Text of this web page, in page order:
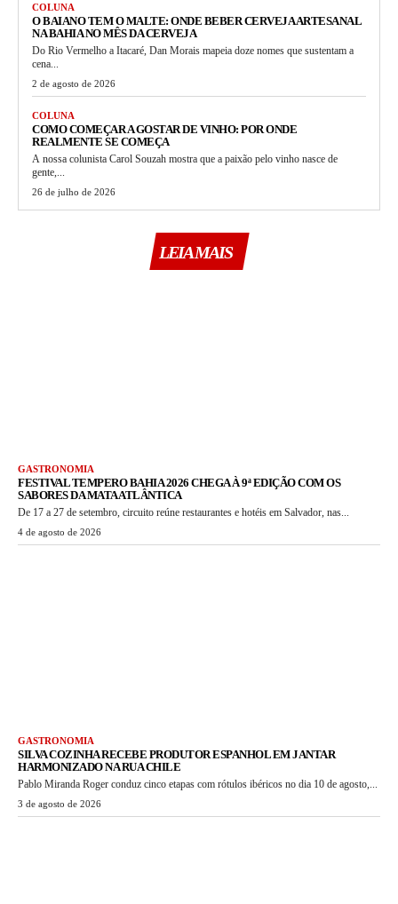
COLUNA
O BAIANO TEM O MALTE: ONDE BEBER CERVEJA ARTESANAL
NA BAHIA NO MÊS DA CERVEJA
Do Rio Vermelho a Itacaré, Dan Morais mapeia doze nomes que sustentam a
cena...
2 de agosto de 2026
COLUNA
COMO COMEÇAR A GOSTAR DE VINHO: POR ONDE
REALMENTE SE COMEÇA
A nossa colunista Carol Souzah mostra que a paixão pelo vinho nasce de
gente,...
26 de julho de 2026
LEIA MAIS
GASTRONOMIA
FESTIVAL TEMPERO BAHIA 2026 CHEGA À 9ª EDIÇÃO COM OS
SABORES DA MATA ATLÂNTICA
De 17 a 27 de setembro, circuito reúne restaurantes e hotéis em Salvador, nas...
4 de agosto de 2026
GASTRONOMIA
SILVA COZINHA RECEBE PRODUTOR ESPANHOL EM JANTAR
HARMONIZADO NA RUA CHILE
Pablo Miranda Roger conduz cinco etapas com rótulos ibéricos no dia 10 de agosto,...
3 de agosto de 2026